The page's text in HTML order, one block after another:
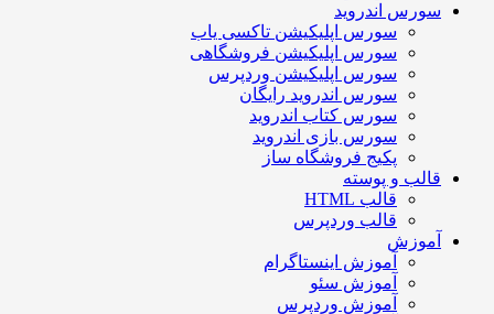
سورس اندروید
سورس اپلیکیشن تاکسی یاب
سورس اپلیکیشن فروشگاهی
سورس اپلیکیشن وردپرس
سورس اندروید رایگان
سورس کتاب اندروید
سورس بازی اندروید
پکیج فروشگاه ساز
قالب و پوسته
قالب HTML
قالب وردپرس
آموزش
آموزش اینستاگرام
آموزش سئو
آموزش وردپرس